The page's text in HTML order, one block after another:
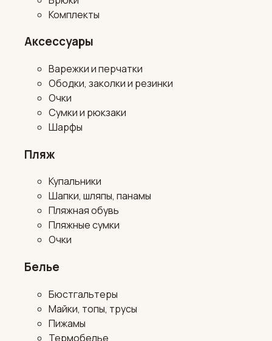
Комплекты
Аксессуары
Варежки и перчатки
Ободки, заколки и резинки
Очки
Сумки и рюкзаки
Шарфы
Пляж
Купальники
Шапки, шляпы, панамы
Пляжная обувь
Пляжные сумки
Очки
Белье
Бюстгальтеры
Майки, топы, трусы
Пижамы
Термобелье